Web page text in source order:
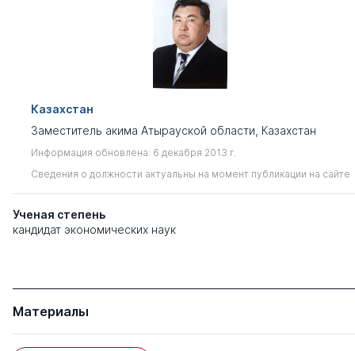
Казахстан
Заместитель акима Атырауской области, Казахстан
Информация обновлена: 6 декабря 2013 г.
Сведения о должности актуальны на момент публикации на сайте
Ученая степень
кандидат экономических наук
Материалы